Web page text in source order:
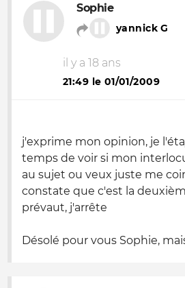
Sophie
yannick G
il y a 18 ans
21:49 le 01/01/2009
j'exprime mon opinion, je
temps de voir si mon
au sujet ou veux juste me
constate que c'est la
prévaut, j'arrête
Désolé pour vous Sophie,